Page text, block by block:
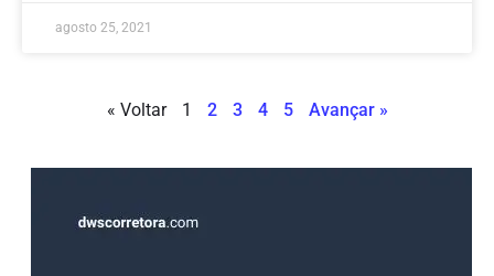
agosto 25, 2021
« Voltar 1 2 3 4 5 Avançar »